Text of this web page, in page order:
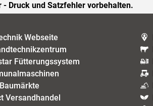
- Druck und Satzfehler vorbehalten.
Webseite
Fütterungssystem
Versandhandel